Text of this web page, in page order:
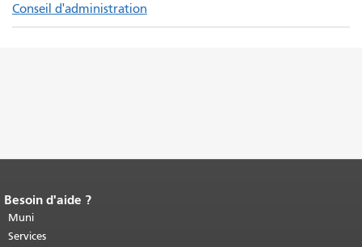
Conseil d'administration
Fin du contenu de la page.
cette page se répète sur chaque page.
Retour au haut du contenu principal
Besoin d'aide ?
Muni
Services